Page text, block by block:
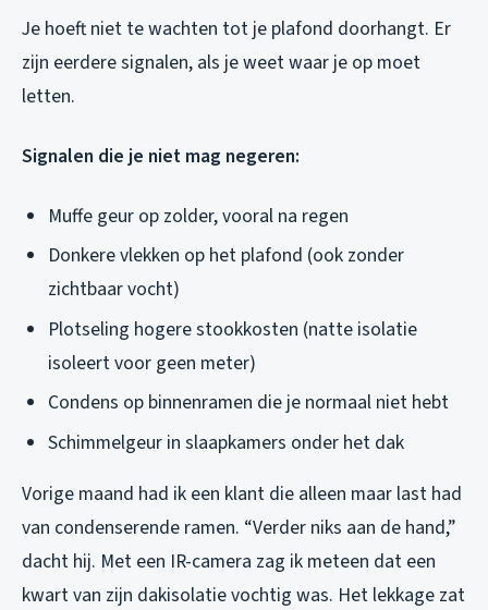
Je hoeft niet te wachten tot je plafond doorhangt. Er
zijn eerdere signalen, als je weet waar je op moet
letten.
Signalen die je niet mag negeren:
Muffe geur op zolder, vooral na regen
Donkere vlekken op het plafond (ook zonder
zichtbaar vocht)
Plotseling hogere stookkosten (natte isolatie
isoleert voor geen meter)
Condens op binnenramen die je normaal niet hebt
Schimmelgeur in slaapkamers onder het dak
Vorige maand had ik een klant die alleen maar last had
van condenserende ramen. “Verder niks aan de hand,”
dacht hij. Met een IR-camera zag ik meteen dat een
kwart van zijn dakisolatie vochtig was. Het lekkage zat